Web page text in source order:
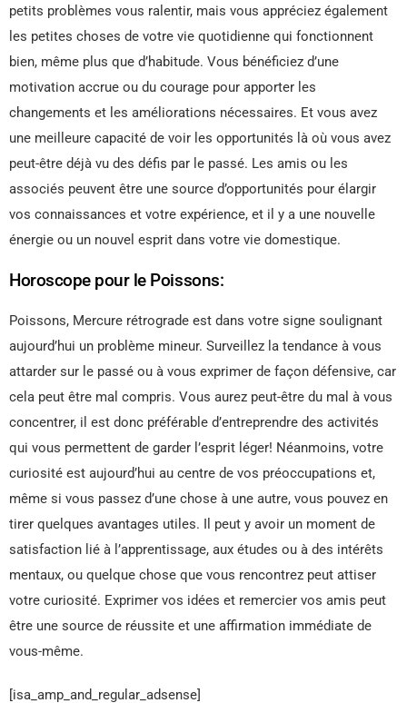
petits problèmes vous ralentir, mais vous appréciez également
les petites choses de votre vie quotidienne qui fonctionnent
bien, même plus que d’habitude. Vous bénéficiez d’une
motivation accrue ou du courage pour apporter les
changements et les améliorations nécessaires. Et vous avez
une meilleure capacité de voir les opportunités là où vous avez
peut-être déjà vu des défis par le passé. Les amis ou les
associés peuvent être une source d’opportunités pour élargir
vos connaissances et votre expérience, et il y a une nouvelle
énergie ou un nouvel esprit dans votre vie domestique.
Horoscope pour le Poissons:
Poissons, Mercure rétrograde est dans votre signe soulignant
aujourd’hui un problème mineur. Surveillez la tendance à vous
attarder sur le passé ou à vous exprimer de façon défensive, car
cela peut être mal compris. Vous aurez peut-être du mal à vous
concentrer, il est donc préférable d’entreprendre des activités
qui vous permettent de garder l’esprit léger! Néanmoins, votre
curiosité est aujourd’hui au centre de vos préoccupations et,
même si vous passez d’une chose à une autre, vous pouvez en
tirer quelques avantages utiles. Il peut y avoir un moment de
satisfaction lié à l’apprentissage, aux études ou à des intérêts
mentaux, ou quelque chose que vous rencontrez peut attiser
votre curiosité. Exprimer vos idées et remercier vos amis peut
être une source de réussite et une affirmation immédiate de
vous-même.
[isa_amp_and_regular_adsense]